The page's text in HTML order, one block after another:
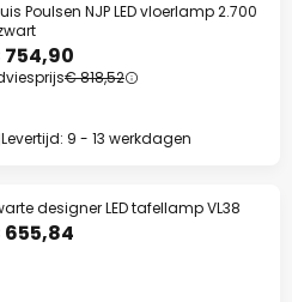
Poulsen NJP LED vloerlamp 2.700
€ 818,52
Levertijd: 9 - 13 werkdagen
designer LED tafellamp VL38